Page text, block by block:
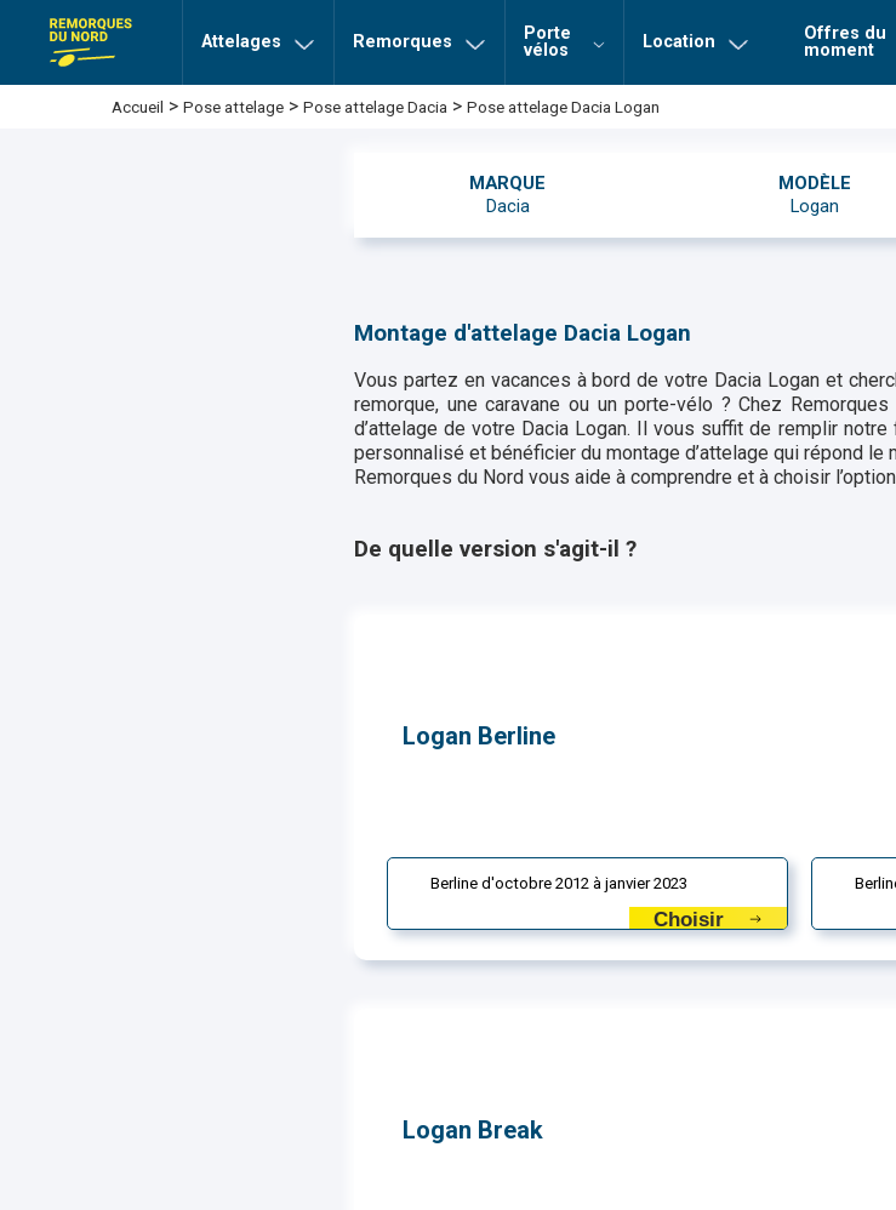
Attelages Remorques
Porte
vélos
Location
Offres du
moment
Connexion
Accueil > Pose attelage > Pose attelage Dacia > Pose attelage Dacia Logan
MARQUE
Dacia
MODÈLE
Logan
Montage d'attelage Dacia Logan
Vous partez en vacances à bord de votre Dacia Logan et
remorque, une caravane ou un porte-vélo ? Chez
d’attelage de votre Dacia Logan. Il vous suffit de remplir
personnalisé et bénéficier du montage d’attelage qui répond le
Remorques du Nord vous aide à comprendre et à choisir
De quelle version s'agit-il ?
Logan Berline
Berline d'octobre 2012 à janvier 2023
Choisir
Logan Break